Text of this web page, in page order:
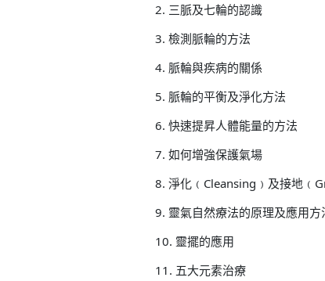
2. 三脈及七輪的認識
3. 檢測脈輪的方法
4. 脈輪與疾病的關係
5. 脈輪的平衡及淨化方法
6. 快速提昇人體能量的方法
7. 如何增強保護氣場
8. 淨化﹙Cleansing﹚及接地
9. 靈氣自然療法的原理及應用方
10. 靈擺的應用
11. 五大元素治療